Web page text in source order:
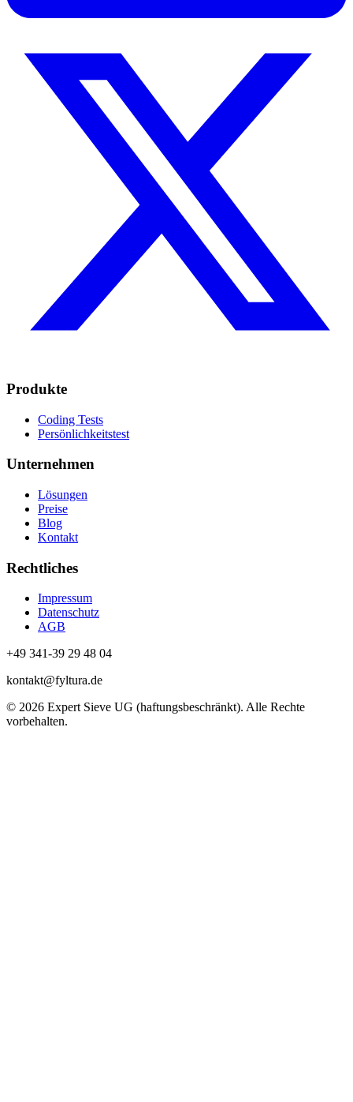
Produkte
Coding Tests
Persönlichkeitstest
Unternehmen
Lösungen
Preise
Blog
Kontakt
Rechtliches
Impressum
Datenschutz
AGB
+49 341-39 29 48 04
kontakt@fyltura.de
© 2026 Expert Sieve UG (haftungsbeschränkt). Alle Rechte
vorbehalten.